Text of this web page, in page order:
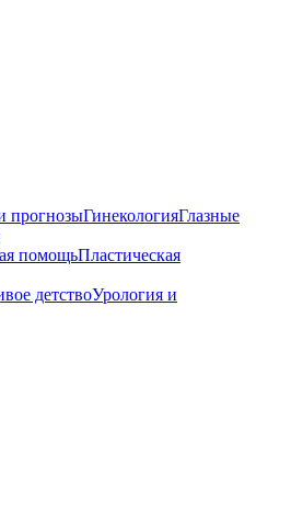
прогнозыГинекологияГлазные
помощьПластическая
детствоУрология и